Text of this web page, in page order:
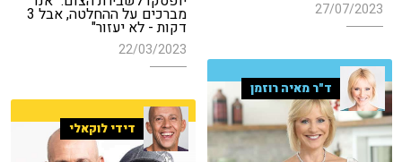
27/07/2023 מברכים על ההחלטה, אבל 3
דקות - לא יעזור"
22/03/2023
ד"ר מאיה רוזמן
דידי לוקאלי